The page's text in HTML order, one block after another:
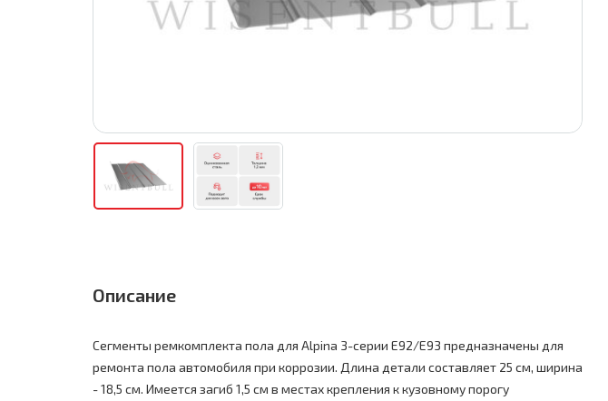
Описание
Сегменты ремкомплекта пола для Alpina 3-серии E92/E93 предназначены для
ремонта пола автомобиля при коррозии. Длина детали составляет 25 см, ширина
- 18,5 см. Имеется загиб 1,5 см в местах крепления к кузовному порогу